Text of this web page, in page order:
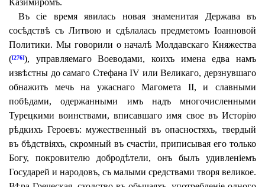
Казимиромъ.
Въ сіе время явилась новая знаменитая Держава въ
сосѣдствѣ съ Литвою и сдѣлалась предметомъ Іоанновой
Политики. Мы говорили о началѣ Молдавскаго Княжества
([276]), управляемаго Воеводами, коихъ имена едва намъ
извѣстны до самаго Стефана IV или Великаго, дерзнувшаго
обнажить мечь на ужаснаго Магомета ІІ, и славными
побѣдами, одержанными имъ надъ многочисленными
Турецкими воинствами, вписавшаго имя свое въ Исторію
рѣдкихъ Героевъ: мужественный въ опасностяхъ, твердый
въ бѣдствіяхъ, скромный въ счастіи, приписывая его только
Богу, покровителю добродѣтели, онъ былъ удивленіемъ
Государей и народовъ, съ малыми средствами творя великое.